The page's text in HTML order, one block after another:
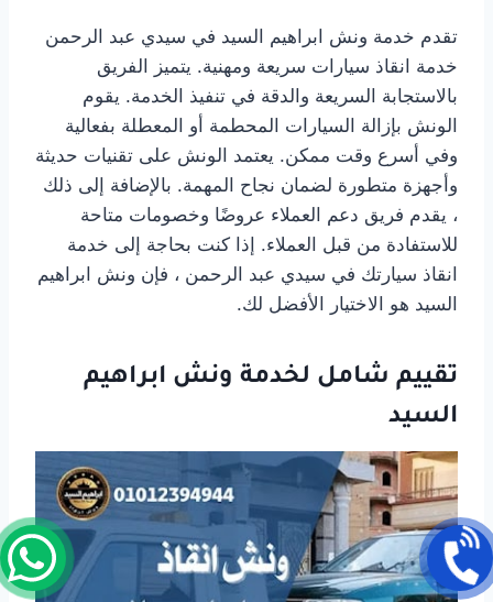
تقدم خدمة ونش ابراهيم السيد في سيدي عبد الرحمن
خدمة انقاذ سيارات سريعة ومهنية. يتميز الفريق
بالاستجابة السريعة والدقة في تنفيذ الخدمة. يقوم
الونش بإزالة السيارات المحطمة أو المعطلة بفعالية
وفي أسرع وقت ممكن. يعتمد الونش على تقنيات حديثة
وأجهزة متطورة لضمان نجاح المهمة. بالإضافة إلى ذلك
، يقدم فريق دعم العملاء عروضًا وخصومات متاحة
للاستفادة من قبل العملاء. إذا كنت بحاجة إلى خدمة
انقاذ سيارتك في سيدي عبد الرحمن ، فإن ونش ابراهيم
السيد هو الاختيار الأفضل لك.
تقييم شامل لخدمة ونش ابراهيم
السيد